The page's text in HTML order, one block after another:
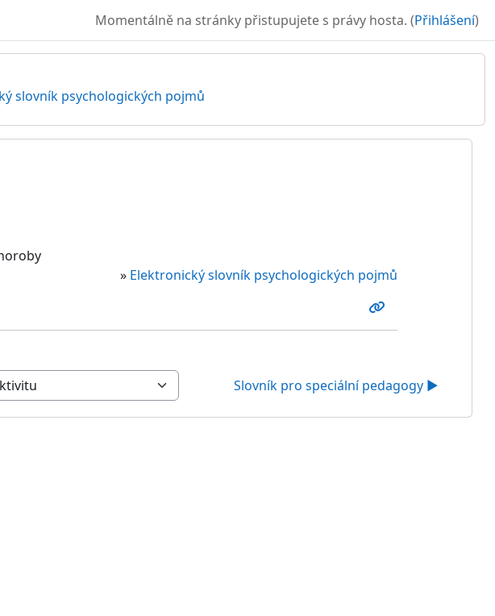
Momentálně na stránky přistupujete s právy hosta. (Přihlášení)
slovník psychologických pojmů
» Elektronický slovník psychologických pojmů
Slovník pro speciální pedagogy ▶︎